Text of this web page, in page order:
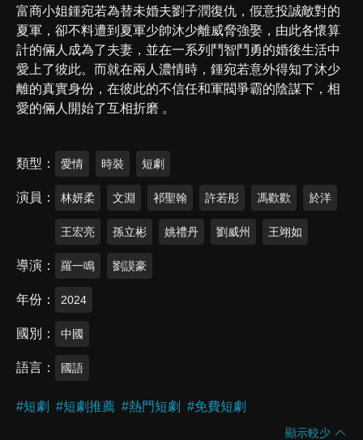
富商小姐鍾宛若為替未婚夫劉子潤復仇，假意投誠敵對的
夏軍，卻不料遭到夏軍少帥沐少離威脅強娶，由此各懷算
計的倆人成為了夫妻，並在一系列鬥智鬥勇的婚後生活中
愛上了彼此。而就在兩人濃情時，鍾宛若意外得知了沐少
離的真實身份，在彼此的不信任和軍閥爭霸的陰謀下，相
愛的倆人開始了互相折磨 。
類型 愛情 時裝 短劇
演員 林妍柔 文淵 祁聖翰 許若彤 馮歡歡 於洋
王宏亮 孫立彬 姚禮丹 劉威州 王翊如
導演 羅一鳴 劉謨豪
年份 2024
國別 中國
語言 國語
#短劇 #短劇推薦 #熱門短劇 #免費短劇
顯示較少